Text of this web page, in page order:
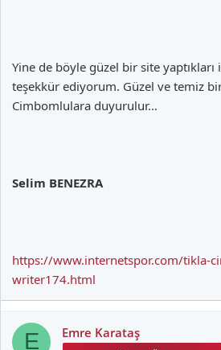
Yine de böyle güzel bir site
teşekkür ediyorum. Güzel ve temiz
Cimbomlulara duyurulur…
Selim BENEZRA
https://www.internetspor.com/tikla-
writer174.html
E Emre Karataş